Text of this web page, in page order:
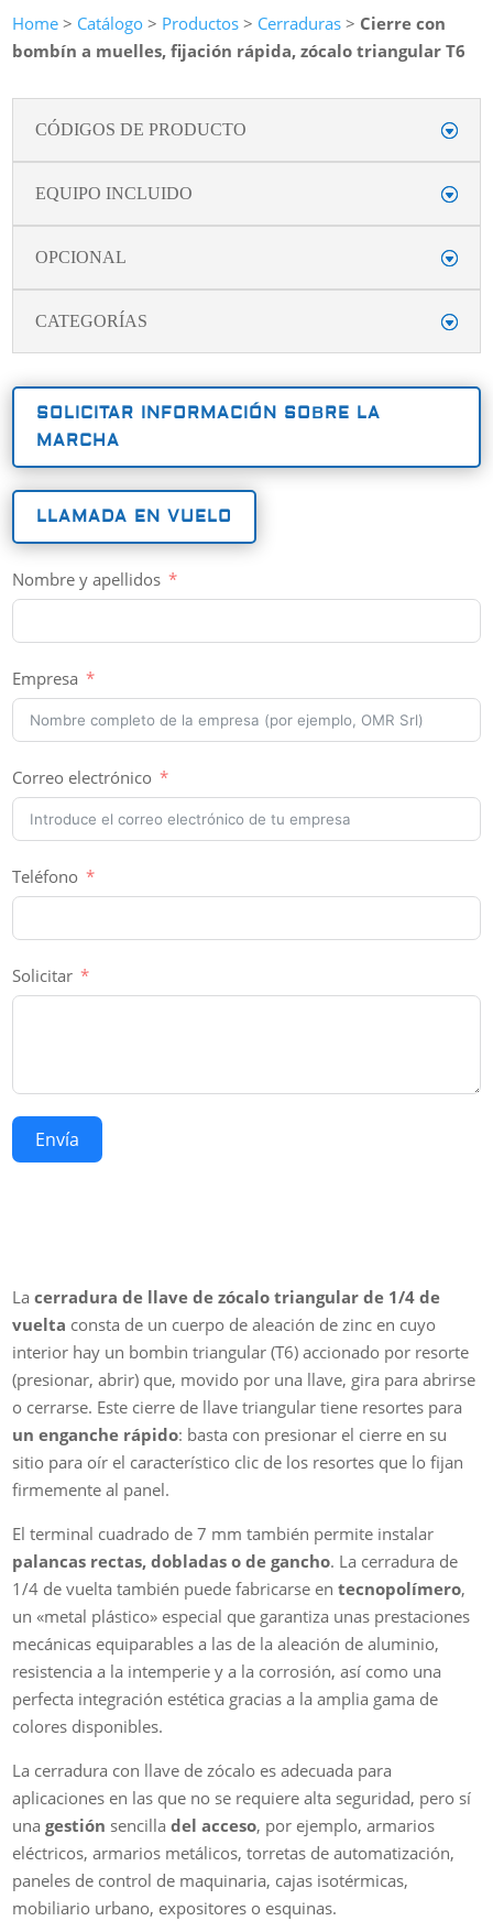
Home > Catálogo > Productos > Cerraduras > Cierre con
bombín a muelles, fijación rápida, zócalo triangular T6
CÓDIGOS DE PRODUCTO
EQUIPO INCLUIDO
OPCIONAL
CATEGORÍAS
SOLICITAR INFORMACIÓN SOBRE LA
MARCHA
LLAMADA EN VUELO
Nombre y apellidos
Empresa
Correo electrónico
Teléfono
Solicitar
Envía
Lacerradura de llave de zócalo triangular de 1/4 de
vuelta consta de un cuerpo de aleación de zinc en cuyo
interior hay un bombin triangular (T6) accionado por resorte
(presionar, abrir) que, movido por una llave, gira para abrirse
o cerrarse. Este cierre de llave triangular tiene resortes para
un enganche rápido: basta con presionar el cierre en su
sitio para oír el característico clic de los resortes que lo fijan
firmemente al panel.
El terminal cuadrado de 7 mm también permite instalar
palancas rectas, dobladas o de gancho. La cerradura de
1/4 de vuelta también puede fabricarse entecnopolímero,
un «metal plástico» especial que garantiza unas prestaciones
mecánicas equiparables a las de la aleación de aluminio,
resistencia a la intemperie y a la corrosión, así como una
perfecta integración estética gracias a la amplia gama de
colores disponibles.
La cerradura con llave de zócalo es adecuada para
aplicaciones en las que no se requiere alta seguridad, pero sí
unagestión sencilladel acceso, por ejemplo, armarios
eléctricos, armarios metálicos, torretas de automatización,
paneles de control de maquinaria, cajas isotérmicas,
mobiliario urbano, expositores o esquinas.